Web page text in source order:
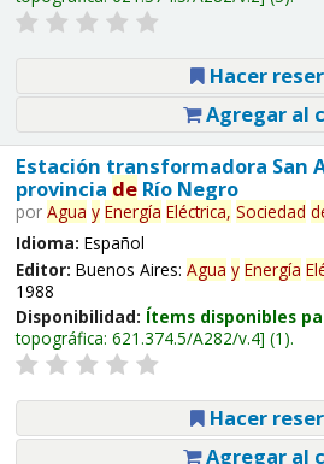
Hacer
Agregar al
Estación transformadora San
provincia deRío Negro
por Agua y Energía Eléctrica, Sociedad
Idioma: Español
Editor: Buenos Aires: Agua y Energía
1988
Disponibilidad: Ítems disponibles
topográfica: 621.374.5/A282/v.4 (1).
Hacer
Agregar al